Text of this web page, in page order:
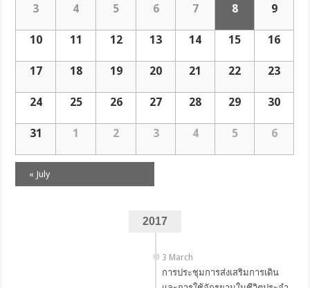
3 4 5 6 7 8 9
10 11 12 13 14 15 16
17 18 19 20 21 22 23
24 25 26 27 28 29 30
31 1 2 3 4 5 6
Calendar
« July
2017
3 March
การประชุมการส่งเสริมการเดิน